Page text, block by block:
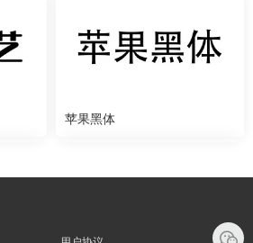
苹果黑体